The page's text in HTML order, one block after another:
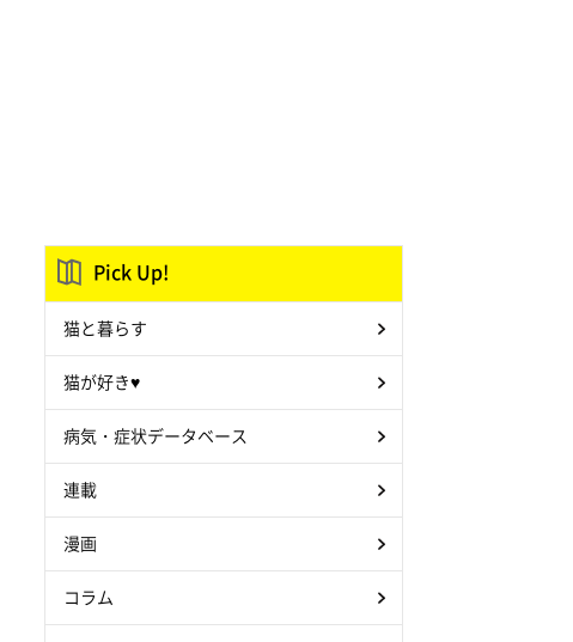
Pick Up!
猫と暮らす
猫が好き♥
病気・症状データベース
連載
漫画
コラム